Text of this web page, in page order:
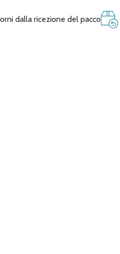
dalla ricezione del pacco